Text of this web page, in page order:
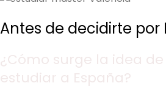
Antes de decidirte